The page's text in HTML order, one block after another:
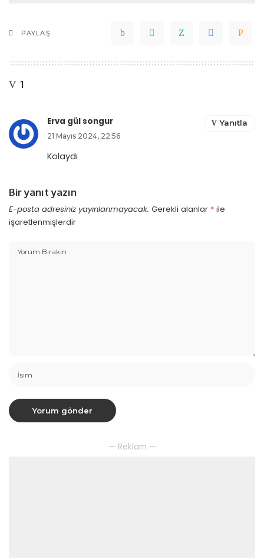
PAYLAŞ
1
Erva gül songur
21 Mayıs 2024, 22:56
Kolaydı
Yanıtla
Bir yanıt yazın
E-posta adresiniz yayınlanmayacak. Gerekli alanlar * ile
işaretlenmişlerdir
— Reklam —